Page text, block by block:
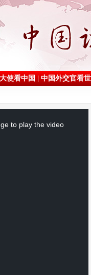
使看中国|中国外交官看
to play the video